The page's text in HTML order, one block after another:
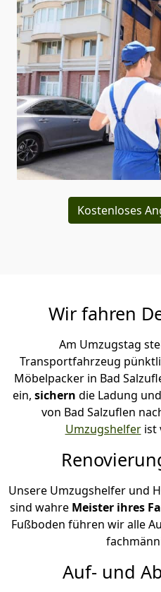
Kostenloses
Wir fahren
Am Umzugstag
Transportfahrzeug
Möbelpacker in Bad
ein, sichern die Ladung
von Bad Salzuflen
Umzugshelferist
Unsere Umzugshelfer und
sind wahre Meister ihres
Fußboden führen wir alle
Auf- und